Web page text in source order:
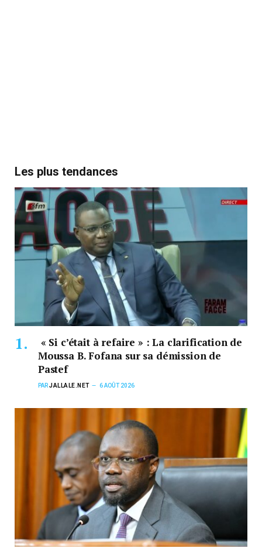
Les plus tendances
« Si c’était à refaire » : La clarification de
Moussa B. Fofana sur sa démission de
Pastef
PARJALLALE.NET 6 AOÛT 2026